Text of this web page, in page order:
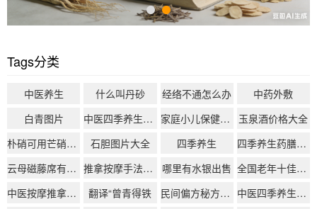
Tags分类
中医养生 什么叫丹砂 经络不通怎么办
中药外敷
白青图片
中医四季养生知识总结 家庭小儿保健按摩
玉泉酒价格大全
朴硝可用芒硝代替吗
石胆图片大全 四季养生
四季养生药膳食谱大全
云母磁藤席有什么功效
推拿按摩手法大全 哪里有水银出售
全国老年十佳期刊
中医按摩推拿六大类基本手法
翻译“曾青得铁 民间偏方秘方大全
中医四季养生活动总结